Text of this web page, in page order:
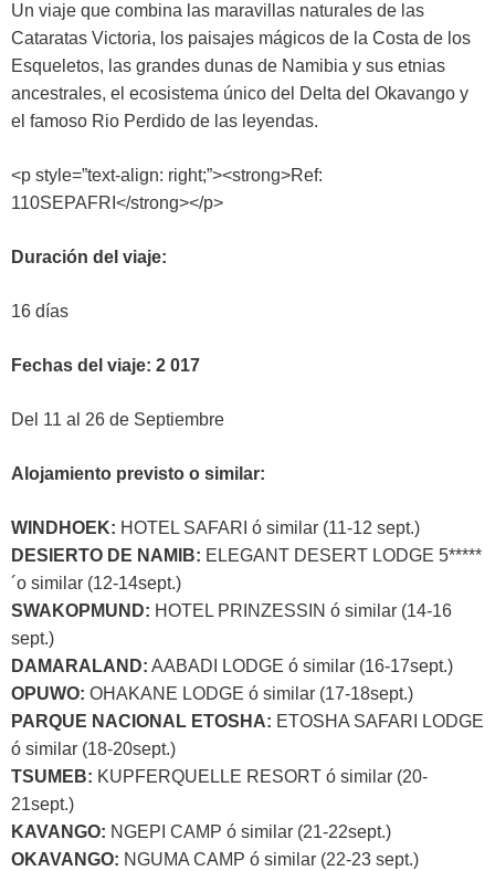
Un viaje que combina las maravillas naturales de las
Cataratas Victoria, los paisajes mágicos de la Costa de los
Esqueletos, las grandes dunas de Namibia y sus etnias
ancestrales, el ecosistema único del Delta del Okavango y
el famoso Rio Perdido de las leyendas.
<p style=”text-align: right;”><strong>Ref:
110SEPAFRI</strong></p>
Duración del viaje:
16 días
Fechas del viaje: 2 017
Del 11 al 26 de Septiembre
Alojamiento previsto o similar:
WINDHOEK: HOTEL SAFARI ó similar (11-12 sept.)
DESIERTO DE NAMIB: ELEGANT DESERT LODGE 5*****
´o similar (12-14sept.)
SWAKOPMUND: HOTEL PRINZESSIN ó similar (14-16
sept.)
DAMARALAND: AABADI LODGE ó similar (16-17sept.)
OPUWO: OHAKANE LODGE ó similar (17-18sept.)
PARQUE NACIONAL ETOSHA: ETOSHA SAFARI LODGE
ó similar (18-20sept.)
TSUMEB: KUPFERQUELLE RESORT ó similar (20-
21sept.)
KAVANGO: NGEPI CAMP ó similar (21-22sept.)
OKAVANGO: NGUMA CAMP ó similar (22-23 sept.)